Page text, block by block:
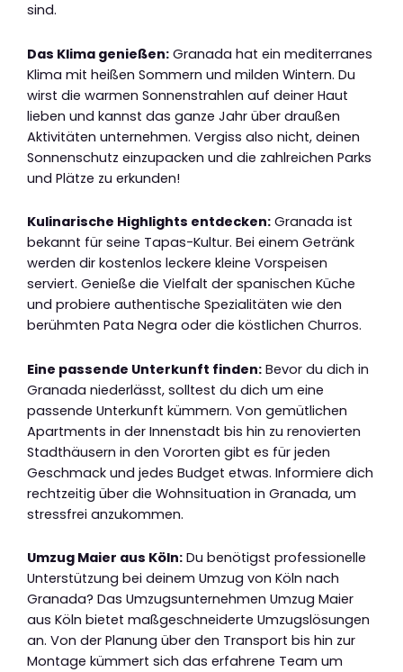
sind.
Das Klima genießen: Granada hat ein mediterranes
Klima mit heißen Sommern und milden Wintern. Du
wirst die warmen Sonnenstrahlen auf deiner Haut
lieben und kannst das ganze Jahr über draußen
Aktivitäten unternehmen. Vergiss also nicht, deinen
Sonnenschutz einzupacken und die zahlreichen Parks
und Plätze zu erkunden!
Kulinarische Highlights entdecken: Granada ist
bekannt für seine Tapas-Kultur. Bei einem Getränk
werden dir kostenlos leckere kleine Vorspeisen
serviert. Genieße die Vielfalt der spanischen Küche
und probiere authentische Spezialitäten wie den
berühmten Pata Negra oder die köstlichen Churros.
Eine passende Unterkunft finden: Bevor du dich in
Granada niederlässt, solltest du dich um eine
passende Unterkunft kümmern. Von gemütlichen
Apartments in der Innenstadt bis hin zu renovierten
Stadthäusern in den Vororten gibt es für jeden
Geschmack und jedes Budget etwas. Informiere dich
rechtzeitig über die Wohnsituation in Granada, um
stressfrei anzukommen.
Umzug Maier aus Köln: Du benötigst professionelle
Unterstützung bei deinem Umzug von Köln nach
Granada? Das Umzugsunternehmen Umzug Maier
aus Köln bietet maßgeschneiderte Umzugslösungen
an. Von der Planung über den Transport bis hin zur
Montage kümmert sich das erfahrene Team um